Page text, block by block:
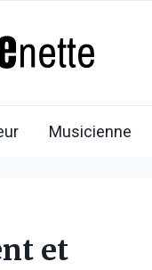
Musicienne
et